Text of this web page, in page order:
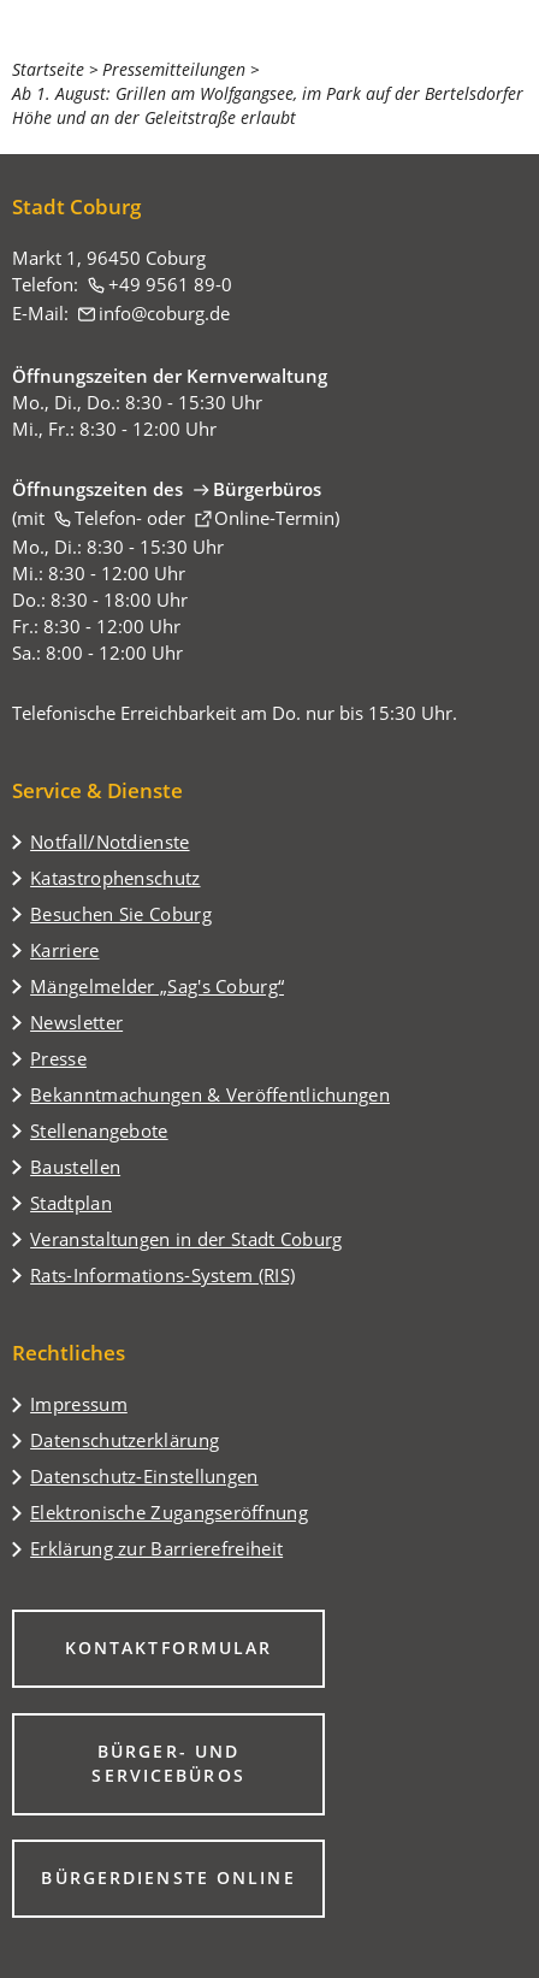
Sie
befinden
sich
Startseite
Pressemitteilungen
Ab 1. August: Grillen am Wolfgangsee, im Park auf der Bertelsdorfer
Höhe und an der Geleitstraße erlaubt
Stadt Coburg
Markt 1, 96450 Coburg
Telefon:
+49 9561 89-0
E-Mail:
info coburg de
Öffnungszeiten der Kernverwaltung
Mo., Di., Do.: 8:30 - 15:30 Uhr
Mi., Fr.: 8:30 - 12:00 Uhr
Öffnungszeiten des
Bürgerbüros
(mit
Telefon-oder Online-Termin
(Öffnet
in
einem
neuen
Tab)
)
Mo., Di.: 8:30 - 15:30 Uhr
Mi.: 8:30 - 12:00 Uhr
Do.: 8:30 - 18:00 Uhr
Fr.: 8:30 - 12:00 Uhr
Sa.: 8:00 - 12:00 Uhr
Telefonische Erreichbarkeit am Do. nur bis 15:30 Uhr.
Service & Dienste
Notfall/Notdienste
Katastrophenschutz
Besuchen Sie Coburg
(Öffnet
in
einem
neuen
Tab)
Karriere
Mängelmelder „Sag's Coburg“
(Öffnet
in
einem
neuen
Tab)
Newsletter
Presse
Bekanntmachungen & Veröffentlichungen
Stellenangebote
Baustellen
Stadtplan
(Öffnet
in
einem
neuen
Veranstaltungen in der Stadt Coburg
(Öffnet
in
einem
Tab)
Rats-Informations-System (RIS)
(Öffnet
neuen
Rechtliches
Impressum
Datenschutzerklärung
Datenschutz-Einstellungen
Elektronische Zugangseröffnung
Erklärung zur Barrierefreiheit
KONTAKTFORMULAR
(ÖFFNET
NEUEN
BÜRGER- UND
SERVICEBÜROS
(ÖFFNET
EINEM
NEUEN
TAB)BÜRGERDIENSTE ONLINE
(ÖFFNET
EINEM